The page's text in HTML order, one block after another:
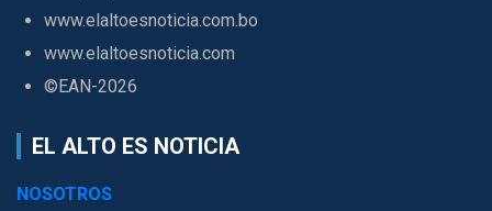
www.elaltoesnoticia.com.bo
www.elaltoesnoticia.com
©EAN-2026
EL ALTO ES NOTICIA
NOSOTROS